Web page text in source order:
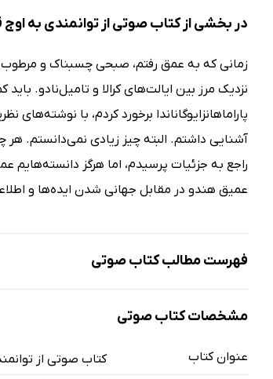
در بخشی از کتاب صوتی از توانمندی به
نزدیک مرز بین ایالت‌های کرالا و تامیل‌نادو.
پاراماهانزایوگاناندا برخورد کردم، با
آشنایی داشتم. البته چیز زیادی نمی‌دانستم.
راجع‌ به جزئیات پرسیدم، اما هرگز دانسته‌هایم
عمیق هندو در مقابل جهانی شدن ایده‌ها و
فهرست مطالب کتاب صوتی
نمونه
شناسنامه
مشخصات کتاب صوتی
عنوان کتاب
کتاب صوتی از